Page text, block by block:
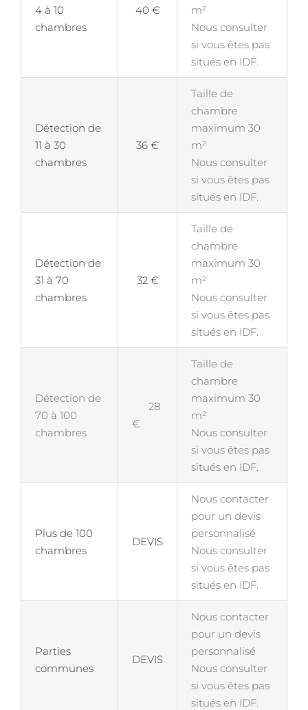
4 à 10
chambres
40 €
m²
Nous consulter
si vous êtes pas
situés en IDF.
Détection de
11 à 30
chambres
36 €
Taille de
chambre
maximum 30
m²
Nous consulter
si vous êtes pas
situés en IDF.
Détection de
31 à 70
chambres
32 €
Taille de
chambre
maximum 30
m²
Nous consulter
si vous êtes pas
situés en IDF.
Détection de
70 à 100
chambres
28
€
Taille de
chambre
maximum 30
m²
Nous consulter
si vous êtes pas
situés en IDF.
Plus de 100
chambres
DEVIS
Nous contacter
pour un devis
personnalisé
Nous consulter
si vous êtes pas
situés en IDF.
Parties
communes
DEVIS
Nous contacter
pour un devis
personnalisé
Nous consulter
si vous êtes pas
situés en IDF.